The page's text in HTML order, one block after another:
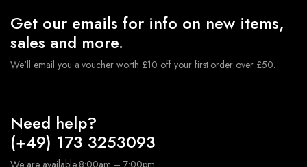
Geburtstagsfeiern, Jubiläumsfeiern, tägliche
Dekorationen usw.
Get our emails for info on new items,
sales and more.
We'll email you a voucher worth £10 off your first order over £50.
Need help?
(+49) 173 3253093